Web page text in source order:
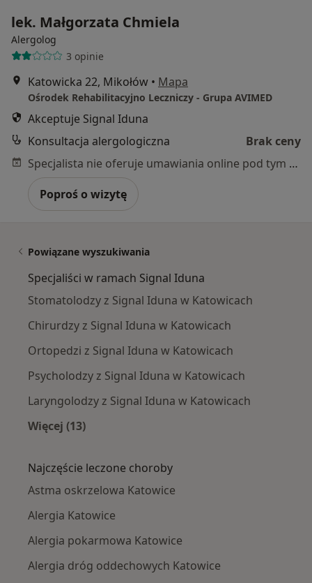
lek. Małgorzata Chmiela
Alergolog
3 opinie
Katowicka 22, Mikołów • Mapa
Ośrodek Rehabilitacyjno Leczniczy - Grupa AVIMED
Akceptuje Signal Iduna
Konsultacja alergologiczna
Brak ceny
Specjalista nie oferuje umawiania online pod tym adresem.
Poproś o wizytę
Powiązane wyszukiwania
Specjaliści w ramach Signal Iduna
Stomatolodzy z Signal Iduna w Katowicach
Chirurdzy z Signal Iduna w Katowicach
Ortopedzi z Signal Iduna w Katowicach
Psycholodzy z Signal Iduna w Katowicach
Laryngolodzy z Signal Iduna w Katowicach
Więcej (13)
Najczęście leczone choroby
Astma oskrzelowa Katowice
Alergia Katowice
Alergia pokarmowa Katowice
Alergia dróg oddechowych Katowice